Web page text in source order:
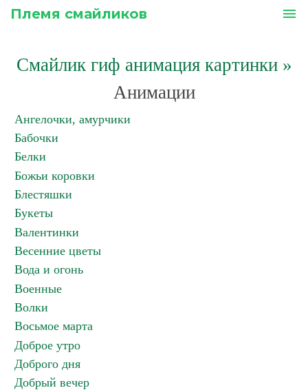
Племя смайликов menu
Смайлик гиф анимация картинки»
Анимации
Ангелочки, амурчики
Бабочки
Белки
Божьи коровки
Блестяшки
Букеты
Валентинки
Весенние цветы
Вода и огонь
Военные
Волки
Восьмое марта
Доброе утро
Доброго дня
Добрый вечер